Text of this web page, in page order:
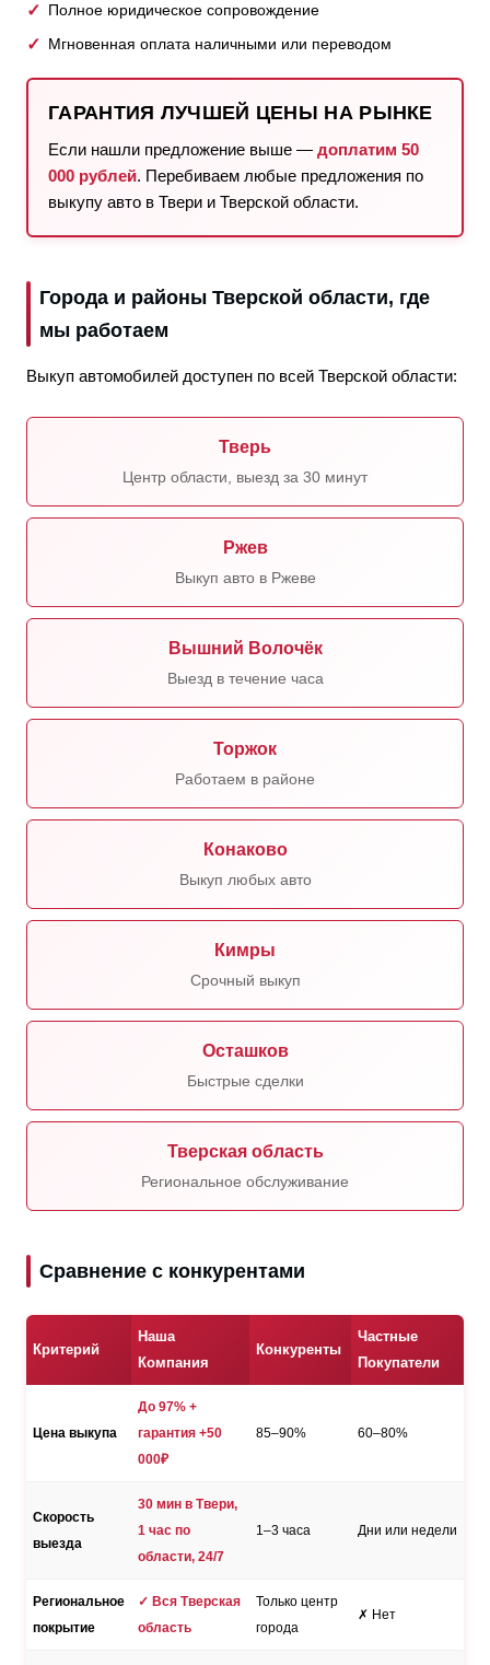
Полное юридическое сопровождение
Мгновенная оплата наличными или переводом
ГАРАНТИЯ ЛУЧШЕЙ ЦЕНЫ НА РЫНКЕ
Если нашли предложение выше — доплатим 50
000 рублей. Перебиваем любые предложения по
выкупу авто в Твери и Тверской области.
Города и районы Тверской области, где
мы работаем
Выкуп автомобилей доступен по всей Тверской области:
Тверь
Центр области, выезд за 30 минут
Ржев
Выкуп авто в Ржеве
Вышний Волочёк
Выезд в течение часа
Торжок
Работаем в районе
Конаково
Выкуп любых авто
Кимры
Срочный выкуп
Осташков
Быстрые сделки
Тверская область
Региональное обслуживание
Сравнение с конкурентами
Критерий
Наша
Компания
Конкуренты
Частные
Покупатели
Цена выкупа
До 97% +
гарантия +50
000₽
85–90% 60–80%
Скорость
выезда
30 мин в Твери,
1 час по
области, 24/7
1–3 часа Дни или недели
Региональное
покрытие
✓ Вся Тверская
область
Только центр
города
✗ Нет